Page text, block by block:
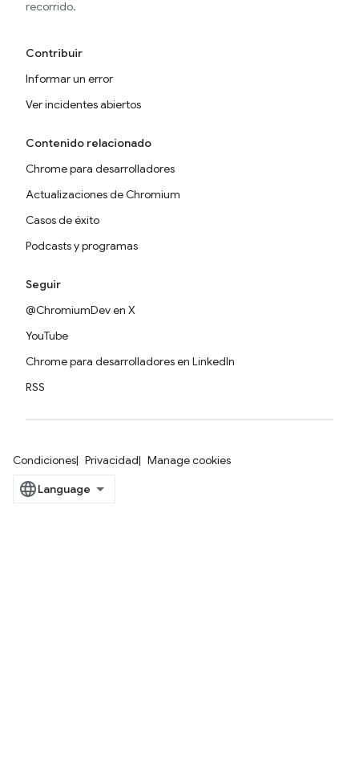
recorrido.
Contribuir
Informar un error
Ver incidentes abiertos
Contenido relacionado
Chrome para desarrolladores
Actualizaciones de Chromium
Casos de éxito
Podcasts y programas
Seguir
@ChromiumDev en X
YouTube
Chrome para desarrolladores en LinkedIn
RSS
Condiciones Privacidad Manage cookies